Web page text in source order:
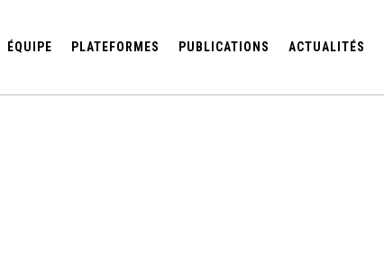
ÉQUIPE PLATEFORMES PUBLICATIONS ACTUALITÉS